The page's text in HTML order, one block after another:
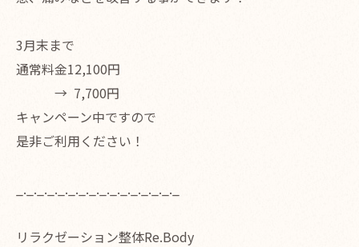
3月末まで
通常料金12,100円
→ 7,700円
キャンペーン中ですので
是非ご利用ください！
_._._._._._._._._._._._._._._._
リラクゼーション整体Re.Body